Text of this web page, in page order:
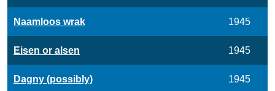
Naamloos wrak 1945
Eisen or alsen 1945
Dagny (possibly) 1945